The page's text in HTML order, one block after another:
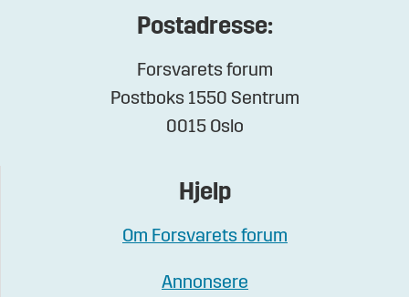
Postadresse:
Forsvarets forum
Postboks 1550 Sentrum
0015 Oslo
Hjelp
Om Forsvarets forum
Annonsere